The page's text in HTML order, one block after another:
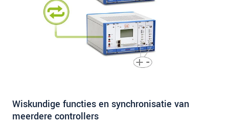
Wiskundige functies en synchronisatie van
meerdere controllers